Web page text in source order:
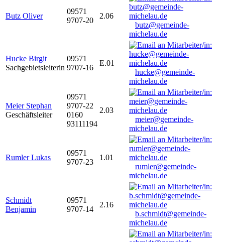
Butz Oliver
09571
9707-20
2.06
butz@gemeinde-
michelau.de
Hucke Birgit
Sachgebietsleiterin
09571
9707-16
E.01
hucke@gemeinde-
michelau.de
Meier Stephan
Geschäftsleiter
09571
9707-22
0160
93111194
2.03
meier@gemeinde-
michelau.de
Rumler Lukas
09571
9707-23
1.01
rumler@gemeinde-
michelau.de
Schmidt
Benjamin
09571
9707-14
2.16
b.schmidt@gemeinde-
michelau.de